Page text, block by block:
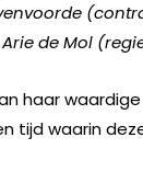
de Mol
haar
tijd waarin